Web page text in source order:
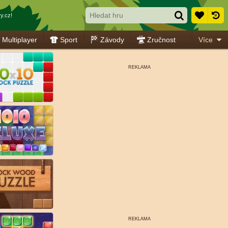
Multiplayer Sport Závody Zručnost Více